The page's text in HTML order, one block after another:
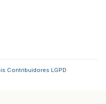
Contribuidores LGPD